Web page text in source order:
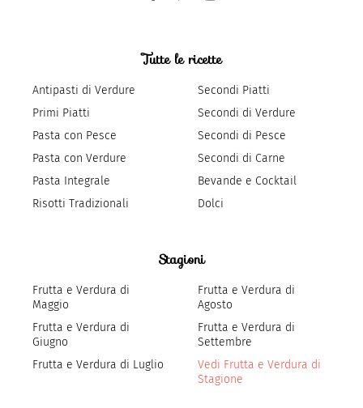
Tutte le ricette
Antipasti di Verdure
Primi Piatti
Pasta con Pesce
Pasta con Verdure
Pasta Integrale
Risotti Tradizionali
Secondi Piatti
Secondi di Verdure
Secondi di Pesce
Secondi di Carne
Bevande e Cocktail
Dolci
Stagioni
Frutta e Verdura di
Maggio
Frutta e Verdura di
Giugno
Frutta e Verdura di Luglio
Frutta e Verdura di
Agosto
Frutta e Verdura di
Settembre
Vedi Frutta e Verdura di
Stagione